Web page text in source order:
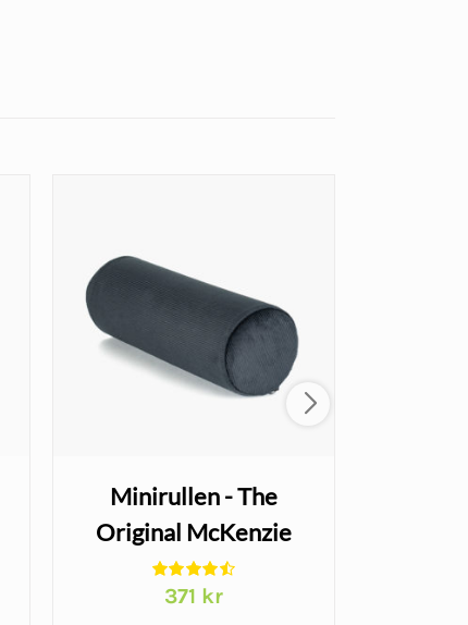
Minirullen - The
Original McKenzie
371 kr